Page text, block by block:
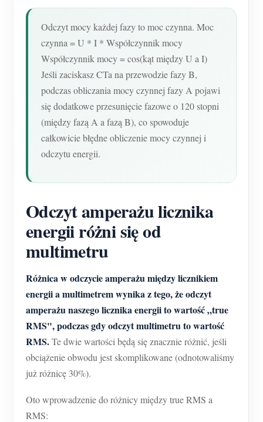
Odczyt mocy każdej fazy to moc czynna. Moc
czynna = U * I * Współczynnik mocy
Współczynnik mocy = cos(kąt między U a I)
Jeśli zaciskasz CTa na przewodzie fazy B,
podczas obliczania mocy czynnej fazy A pojawi
się dodatkowe przesunięcie fazowe o 120 stopni
(między fazą A a fazą B), co spowoduje
całkowicie błędne obliczenie mocy czynnej i
odczytu energii.
Odczyt amperażu licznika
energii różni się od
multimetru
Różnica w odczycie amperażu między licznikiem
energii a multimetrem wynika z tego, że odczyt
amperażu naszego licznika energii to wartość „true
RMS", podczas gdy odczyt multimetru to wartość
RMS.Te dwie wartości będą się znacznie różnić, jeśli
obciążenie obwodu jest skomplikowane (odnotowaliśmy
już różnicę 30%).
Oto wprowadzenie do różnicy między true RMS a
RMS: